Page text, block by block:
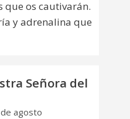
que os cautivarán.
y adrenalina que
Señora del
agosto